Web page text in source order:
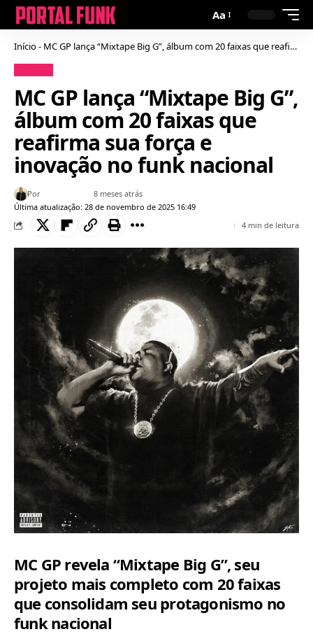
Aa
Início- MC GP lança “Mixtape Big G”, álbum com 20 faixas que reafirma sua força e inovação no funk nacional
MC GP lança “Mixtape Big G”,
álbum com 20 faixas que
reafirma sua força e
inovação no funk nacional
Última atualização: 28 de novembro de 2025 16:49
Por Bruno Gabriel8 meses atrás
4 min de leitura
MC GP revela “Mixtape Big G”, seu
projeto mais completo com 20 faixas
que consolidam seu protagonismo no
funk nacional